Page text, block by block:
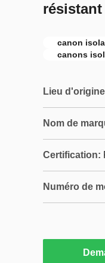
canon
canons
Lieu
Nom de
Certification:
Numéro de